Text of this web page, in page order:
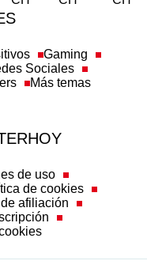
Gaming
Sociales
Más temas
de uso
de cookies
afiliación